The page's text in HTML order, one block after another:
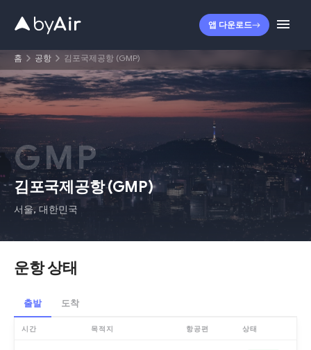
앱 다운로드
홈 공항 김포국제공항 (GMP)
GMP
김포국제공항(GMP)
서울, 대한민국
운항 상태
출발 도착
시간 목적지 항공편 상태